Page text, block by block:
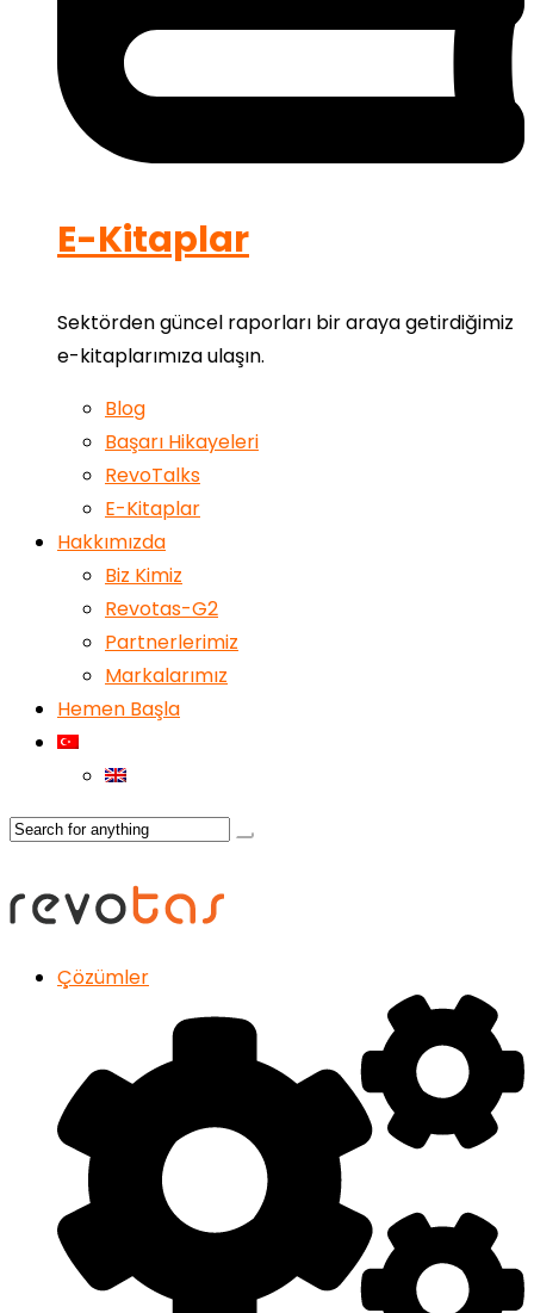
E-Kitaplar
Sektörden güncel raporları bir araya getirdiğimiz
e-kitaplarımıza ulaşın.
Blog
Başarı Hikayeleri
RevoTalks
E-Kitaplar
Hakkımızda
Biz Kimiz
Revotas-G2
Partnerlerimiz
Markalarımız
Hemen Başla
Çözümler